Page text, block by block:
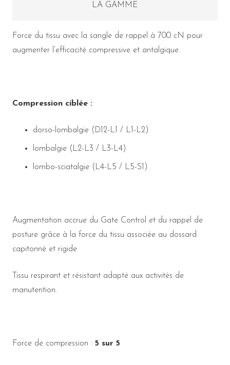
LA GAMME
Force du tissu avec la sangle de rappel à 700 cN pour
augmenter l’efficacité compressive et antalgique.
Compression ciblée :
dorso-lombalgie (D12-L1 / L1-L2)
lombalgie (L2-L3 / L3-L4)
lombo-sciatalgie (L4-L5 / L5-S1)
Augmentation accrue du Gate Control et du rappel de
posture grâce à la force du tissu associée au dossard
capitonné et rigide
Tissu respirant et résistant adapté aux activités de
manutention.
Force de compression : 5 sur 5